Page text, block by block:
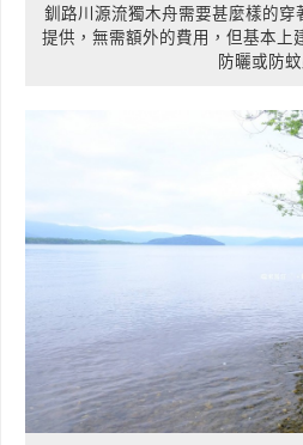
釧路川源流獨木舟需要甚麼樣的穿
提供，無需額外的費用，但基本上
防曬或防